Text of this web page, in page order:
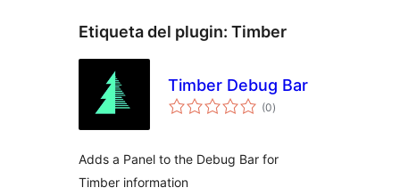
Etiqueta del plugin: Timber
Timber Debug Bar
(0total
de
)
Adds a Panel to the Debug Bar for
Timber information